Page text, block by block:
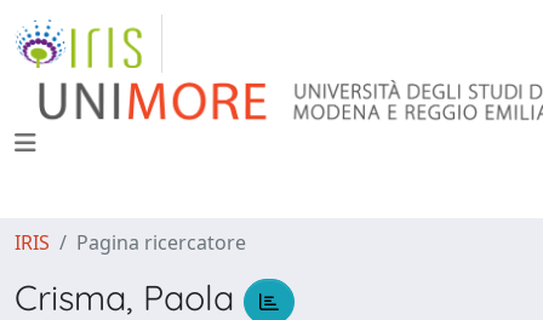
IRIS Pagina ricercatore
Crisma, Paola